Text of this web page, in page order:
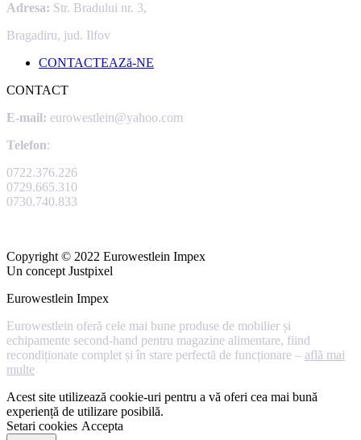
Adresa: Str. Bradului nr. 3,
Bragadiru, jud. Ilfov
CONTACTEAZă-NE
CONTACT
E-mail: eurowestlein@yahoo.com
Telefon:
0722.376.226
0729.665.310
0730.740.833
Copyright © 2022 Eurowestlein Impex
Un concept Justpixel
Eurowestlein Impex
Eurowestlein oferă cele mai bune produse de mobilier și
echipamente second-hand pentru magazine alimentare, fiind
recondiționate complet și în stare perfectă de funcționare – află mai
multe
Acest site utilizează cookie-uri pentru a vă oferi cea mai bună
experiență de utilizare posibilă.
Setari cookies Accepta